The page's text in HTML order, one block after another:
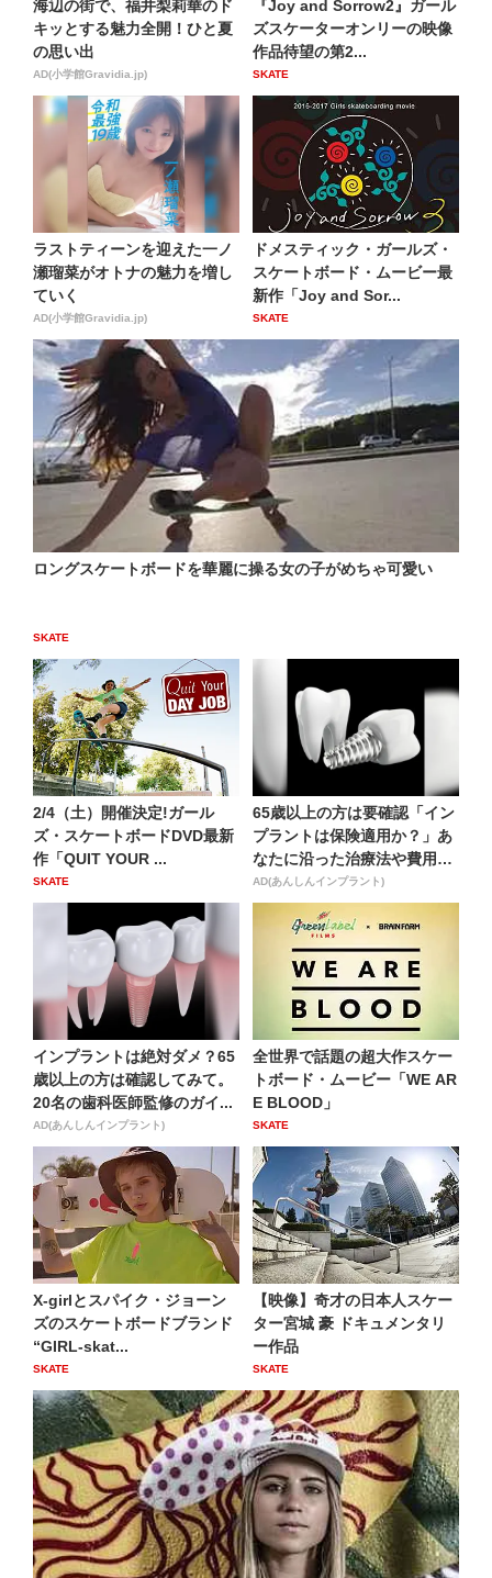
海辺の街で、福井梨莉華のド
キッとする魅力全開！ひと夏
の思い出
AD(小学館Gravidia.jp)
『Joy and Sorrow2』ガール
ズスケーターオンリーの映像
作品待望の第2...
SKATE
ラストティーンを迎えた一ノ
瀬瑠菜がオトナの魅力を増し
ていく
AD(小学館Gravidia.jp)
ドメスティック・ガールズ・
スケートボード・ムービー最
新作「Joy and Sor...
SKATE
ロングスケートボードを華麗に操る女の子がめちゃ可愛い
SKATE
2/4（土）開催決定!ガール
ズ・スケートボードDVD最新
作「QUIT YOUR ...
SKATE
65歳以上の方は要確認「イン
プラントは保険適用か？」あ
なたに沿った治療法や費用
を...
AD(あんしんインプラント)
インプラントは絶対ダメ？65
歳以上の方は確認してみて。
20名の歯科医師監修のガイ...
AD(あんしんインプラント)
全世界で話題の超大作スケー
トボード・ムービー「WE AR
E BLOOD」
SKATE
X-girlとスパイク・ジョーン
ズのスケートボードブランド
“GIRL-skat...
SKATE
【映像】奇才の日本人スケー
ター宮城 豪 ドキュメンタリ
ー作品
SKATE